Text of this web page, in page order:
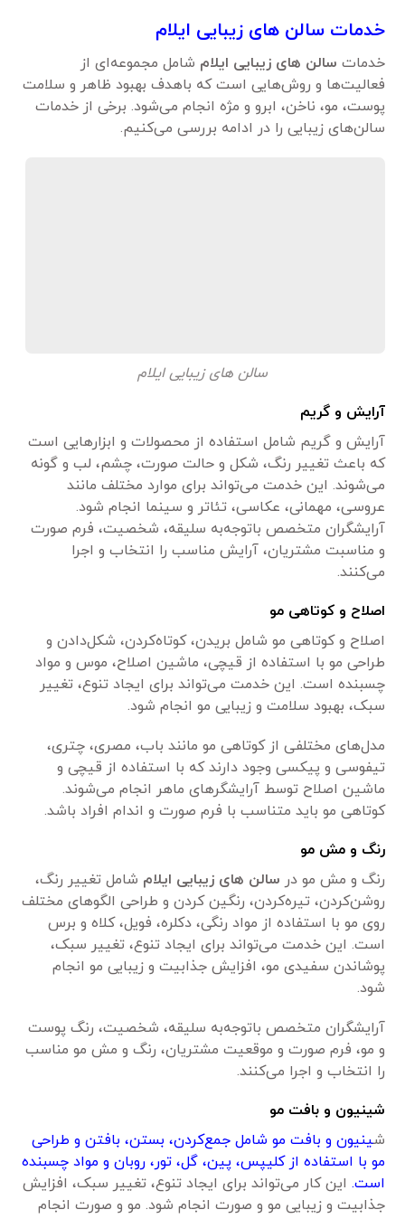
خدمات سالن های زیبایی ایلام
خدمات سالن های زیبایی ایلام شامل مجموعه‌ای از
فعالیت‌ها و روش‌هایی است که باهدف بهبود ظاهر و سلامت
پوست، مو، ناخن، ابرو و مژه انجام می‌شود. برخی از خدمات
سالن‌های زیبایی را در ادامه بررسی می‌کنیم.
سالن های زیبایی ایلام
آرایش و گریم
آرایش و گریم شامل استفاده از محصولات و ابزارهایی است
که باعث تغییر رنگ، شکل و حالت صورت، چشم، لب و گونه
می‌شوند. این خدمت می‌تواند برای موارد مختلف مانند
عروسی، مهمانی، عکاسی، تئاتر و سینما انجام شود.
آرایشگران متخصص باتوجه‌به سلیقه، شخصیت، فرم صورت
و مناسبت مشتریان، آرایش مناسب را انتخاب و اجرا
می‌کنند.
اصلاح و کوتاهی مو
اصلاح و کوتاهی مو شامل بریدن، کوتاه‌کردن، شکل‌دادن و
طراحی مو با استفاده از قیچی، ماشین اصلاح، موس و مواد
چسبنده است. این خدمت می‌تواند برای ایجاد تنوع، تغییر
سبک، بهبود سلامت و زیبایی مو انجام شود.
مدل‌های مختلفی از کوتاهی مو مانند باب، مصری، چتری،
تیفوسی و پیکسی وجود دارند که با استفاده از قیچی و
ماشین اصلاح توسط آرایشگرهای ماهر انجام می‌شوند.
کوتاهی مو باید متناسب با فرم صورت و اندام افراد باشد.
رنگ و مش مو
رنگ و مش مو در سالن های زیبایی ایلام شامل تغییر رنگ،
روشن‌کردن، تیره‌کردن، رنگین کردن و طراحی الگوهای مختلف
روی مو با استفاده از مواد رنگی، دکلره، فویل، کلاه و برس
است. این خدمت می‌تواند برای ایجاد تنوع، تغییر سبک،
پوشاندن سفیدی مو، افزایش جذابیت و زیبایی مو انجام
شود.
آرایشگران متخصص باتوجه‌به سلیقه، شخصیت، رنگ پوست
و مو، فرم صورت و موقعیت مشتریان، رنگ و مش مو مناسب
را انتخاب و اجرا می‌کنند.
شینیون و بافت مو
شینیون و بافت مو شامل جمع‌کردن، بستن، بافتن و طراحی
مو با استفاده از کلیپس، پین، گل، تور، روبان و مواد چسبنده
است. این کار می‌تواند برای ایجاد تنوع، تغییر سبک، افزایش
جذابیت و زیبایی مو و صورت انجام شود. مو و صورت انجام